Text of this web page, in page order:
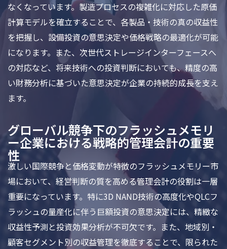
なくなっています。製造プロセスの複雑化に対応した原価
計算モデルを確立することで、各製品・技術の真の収益性
を把握し、設備投資の意思決定や価格戦略の最適化が可能
になります。また、次世代ストレージインターフェースへ
の対応など、将来技術への投資判断においても、精度の高
い財務分析に基づいた意思決定が企業の持続的成長を支え
ます。
グローバル競争下のフラッシュメモリ
ー企業における戦略的管理会計の重要
性
激しい国際競争と価格変動が特徴のフラッシュメモリー市
場において、経営判断の質を高める管理会計の役割は一層
重要になっています。特に3D NAND技術の高度化やQLCフ
ラッシュの量産化に伴う巨額投資の意思決定には、精緻な
収益性予測と投資効果分析が不可欠です。また、地域別・
顧客セグメント別の収益管理を徹底することで、限られた